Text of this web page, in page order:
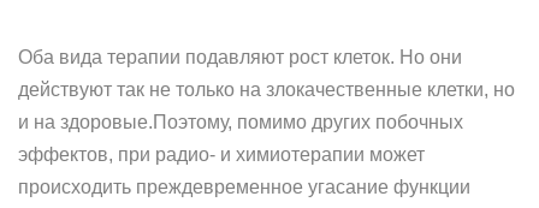
Оба вида терапии подавляют рост клеток. Но они
действуют так не только на злокачественные клетки, но
и на здоровые.Поэтому, помимо других побочных
эффектов, при радио- и химиотерапии может
происходить преждевременное угасание функции